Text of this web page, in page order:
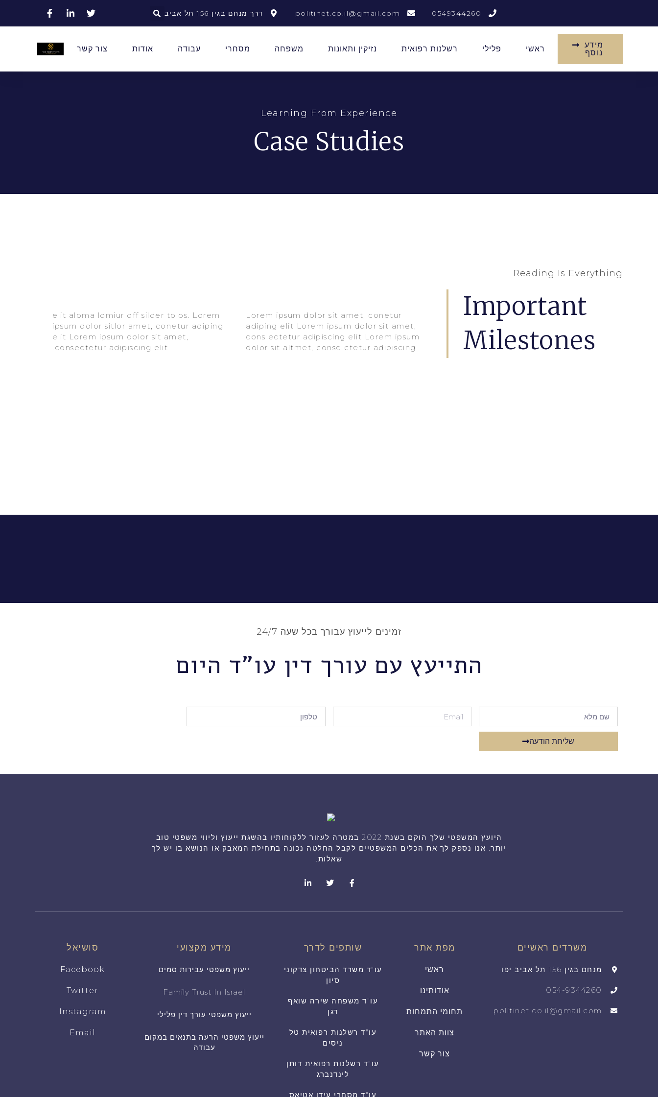
0549344260
politinet.co.il@gmail.com דרך מנחם בגין 156 תל אביב
מידע
נוסף
ראשי פלילי רשלנות רפואית נזיקין ותאונות משפחה מסחרי עבודה אודות צור קשר
Learning From Experience
Case Studies
Reading Is Everything
Important
Milestones
Lorem ipsum dolor sit amet, conetur
adiping elit Lorem ipsum dolor sit amet,
cons ectetur adipiscing elit Lorem ipsum
dolor sit altmet, conse ctetur adipiscing
elit aloma lomiur off silder tolos. Lorem
ipsum dolor sitlor amet, conetur adiping
elit Lorem ipsum dolor sit amet,
consectetur adipiscing elit.
זמינים לייעוץ עבורך בכל שעה 24/7
התייעץ עם עורך דין עו"ד היום
שליחת הודעה
היועץ המשפטי שלך הוקם בשנת 2022 במטרה לעזור ללקוחותיו בהשגת ייעוץ וליווי משפטי טוב
יותר. אנו נספק לך את הכלים המשפטיים לקבל החלטה נכונה בתחילת המאבק או הנושא בו יש לך
שאלות.
משרדים ראשיים
מנחם בגין 156 תל אביב יפו
054-9344260
politinet.co.il@gmail.com
מפת אתר
ראשי
אודותינו
תחומי התמחות
צוות האתר
צור קשר
שותפים לדרך
עו"ד משרד הביטחון צדקוני
סיון
עו"ד משפחה שירה שואף
דגן
עו"ד רשלנות רפואית טל
ניסים
עו"ד רשלנות רפואית דותן
לינדנברג
עו"ד מסחרי עידן אטיאס
מידע מקצועי
ייעוץ משפטי עבירות סמים
Family Trust In Israel
ייעוץ משפטי עורך דין פלילי
ייעוץ משפטי הרעה בתנאים במקום
עבודה
סושיאל
Facebook
Twitter
Instagram
Email